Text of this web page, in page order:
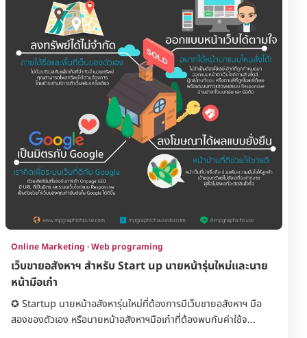
Online Marketing · Web programing
เว็บขายอสังหาฯ สำหรับ Start up นายหน้ารุ่นใหม่และนาย
หน้ามือเก๋า
✪ Startup นายหน้าอสังหารุ่นใหม่ที่ต้องการมีเว็บขายอสังหาฯ มือ
สองของตัวเอง หรือนายหน้าอสังหาฯมือเก๋าที่ต้องพบกับค่าใช้จ...